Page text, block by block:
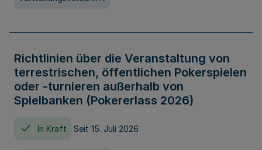
Richtlinien über die Veranstaltung von
terrestrischen, öffentlichen Pokerspielen
oder -turnieren außerhalb von
Spielbanken (Pokererlass 2026)
In Kraft Seit 15. Juli 2026